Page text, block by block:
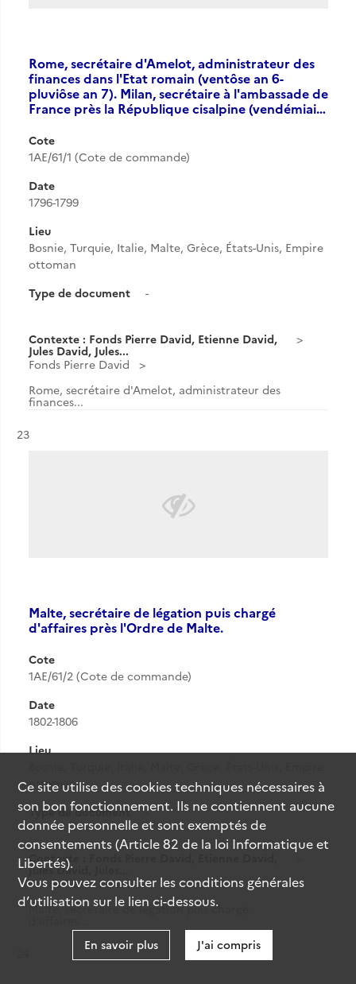
Rome, secrétaire d'Amelot, administrateur des
finances dans l'Etat romain (ventôse an 6-
pluviôse an 7). Milan, secrétaire à l'ambassade de
France près la République cisalpine (vendémiai…
Cote
1AE/61/1 (Cote de commande)
Date
1796-1799
Lieu
Bosnie, Turquie, Italie, Malte, Grèce, États-Unis, Empire
ottoman
Type de document
-
Contexte : Fonds Pierre David, Etienne David,
Jules David, Jules...
Fonds Pierre David
Rome, secrétaire d'Amelot, administrateur des
finances...
Résultat n°
23
Malte, secrétaire de légation puis chargé
d'affaires près l'Ordre de Malte.
Cote
1AE/61/2 (Cote de commande)
Date
1802-1806
Lieu
ottoman
Type de document
-
Contexte : Fonds Pierre David, Etienne David,
Jules David, Jules...
Fonds Pierre David
Malte, secrétaire de légation puis chargé
Ce site utilise descookiestechniques nécessaires à
son bon fonctionnement. Ils ne contiennent aucune
donnée personnelle et sont exemptés de
consentements (Article 82 de la loi Informatique et
Libertés).
Vous pouvez consulter les conditions générales
d’utilisation sur le lien ci-dessous.
En savoir plus J'ai compris